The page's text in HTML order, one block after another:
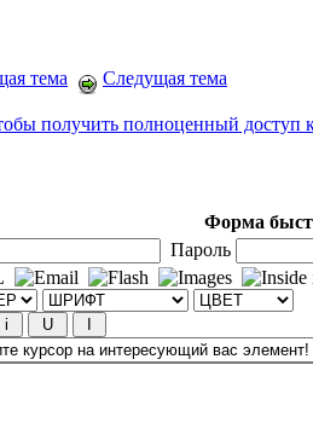
тема Следущая тема
получить полноценный доступ
Форма
Пароль